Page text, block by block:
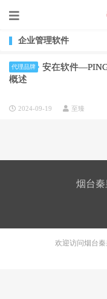
企业管理软件
代理品牌
安在软件
概述
2024-09-19 至臻
烟台
欢迎访问烟台